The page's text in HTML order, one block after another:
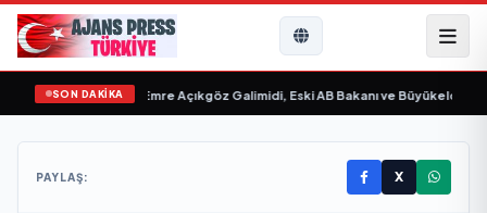
SON DAKİKA
“ yayımlandı• Ali Emre Açıkgöz Galimidi, Eski AB Bakanı ve Büyükelçi
PAYLAŞ: X